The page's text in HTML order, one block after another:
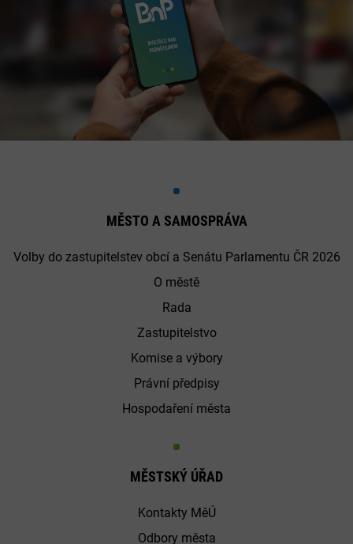
MĚSTO A SAMOSPRÁVA
Volby do zastupitelstev obcí a Senátu Parlamentu ČR 2026
O městě
Rada
Zastupitelstvo
Komise a výbory
Právní předpisy
Hospodaření města
MĚSTSKÝ ÚŘAD
Kontakty MěÚ
Odbory města